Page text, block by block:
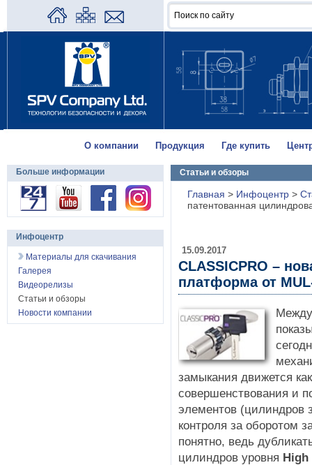
О компании Продукция Где купить
Статьи и обзоры
Главная > Инфоцентр >
патентованная
15.09.2017
CLASSICPRO –
платформа от
замыкания движется
совершенствования и
элементов (цилиндров
контроля за оборотом
понятно, ведь
цилиндров уровня High
Больше информации
Инфоцентр
Материалы для скачивания
Галерея
Видеорелизы
Статьи и обзоры
Новости компании